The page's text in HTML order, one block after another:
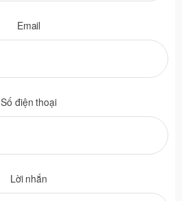
Email
Số điện thoại
Lời nhắn